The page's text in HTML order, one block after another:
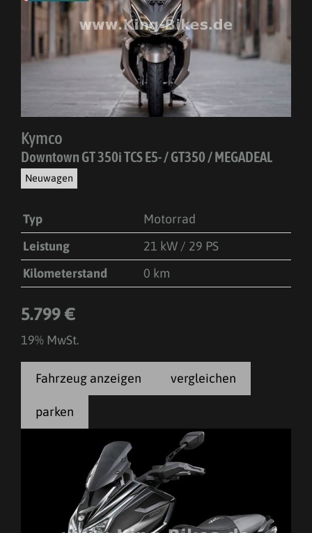
Kymco
Downtown GT 350i TCS E5- / GT350 / MEGADEAL
Neuwagen
Typ
Motorrad
Leistung
21 kW / 29 PS
Kilometerstand
0 km
5.799 €
19% MwSt.
Fahrzeug anzeigen vergleichen
parken